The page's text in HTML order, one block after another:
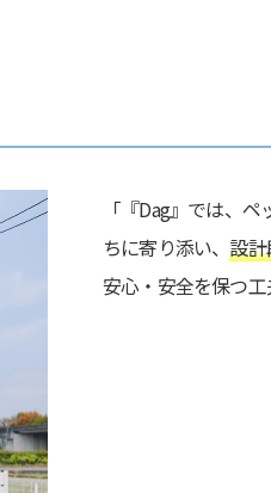
「『Dag』では、
ちに寄り添い、設
安心・安全を保つ工